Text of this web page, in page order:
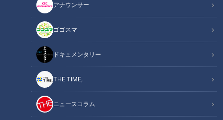
アナウンサー
ゴゴスマ
ドキュメンタリー
THE TIME,
ニュースコラム